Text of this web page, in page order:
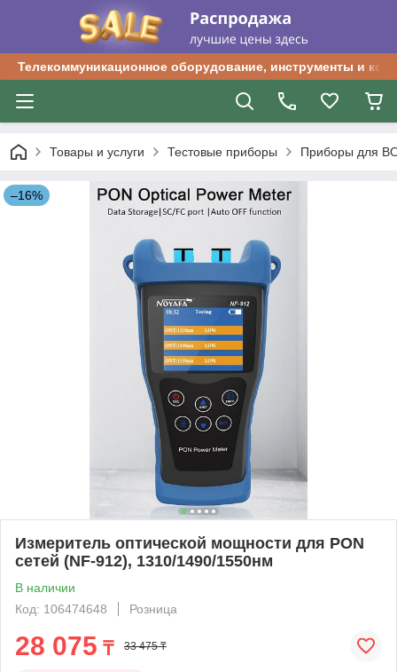
Телекоммуникационное оборудование, инструменты и
Товары и услуги Тестовые приборы Приборы для
–16%
Измеритель оптической мощности для PON
сетей (NF-912), 1310/1490/1550нм
В наличии
Код: 106474648
Розница
28 075 ₸ 33 475 ₸